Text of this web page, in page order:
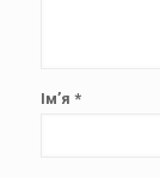
Ім’я *